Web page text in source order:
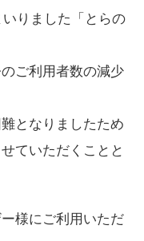
りました「とらの
ご利用者数の減少
となりましたため
ていただくことと
様にご利用いただ